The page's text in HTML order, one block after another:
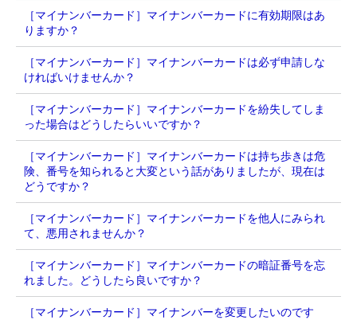
［マイナンバーカード］マイナンバーカードに有効期限はあ
りますか？
［マイナンバーカード］マイナンバーカードは必ず申請しな
ければいけませんか？
［マイナンバーカード］マイナンバーカードを紛失してしま
った場合はどうしたらいいですか？
［マイナンバーカード］マイナンバーカードは持ち歩きは危
険、番号を知られると大変という話がありましたが、現在は
どうですか？
［マイナンバーカード］マイナンバーカードを他人にみられ
て、悪用されませんか？
［マイナンバーカード］マイナンバーカードの暗証番号を忘
れました。どうしたら良いですか？
［マイナンバーカード］マイナンバーを変更したいのです